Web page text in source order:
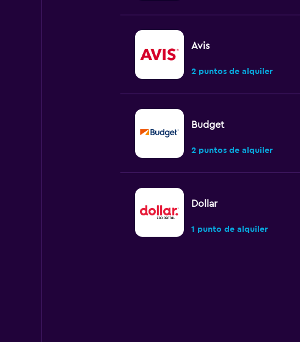
Avis
2 puntos de alquiler
Budget
2 puntos de alquiler
Dollar
1 punto de alquiler